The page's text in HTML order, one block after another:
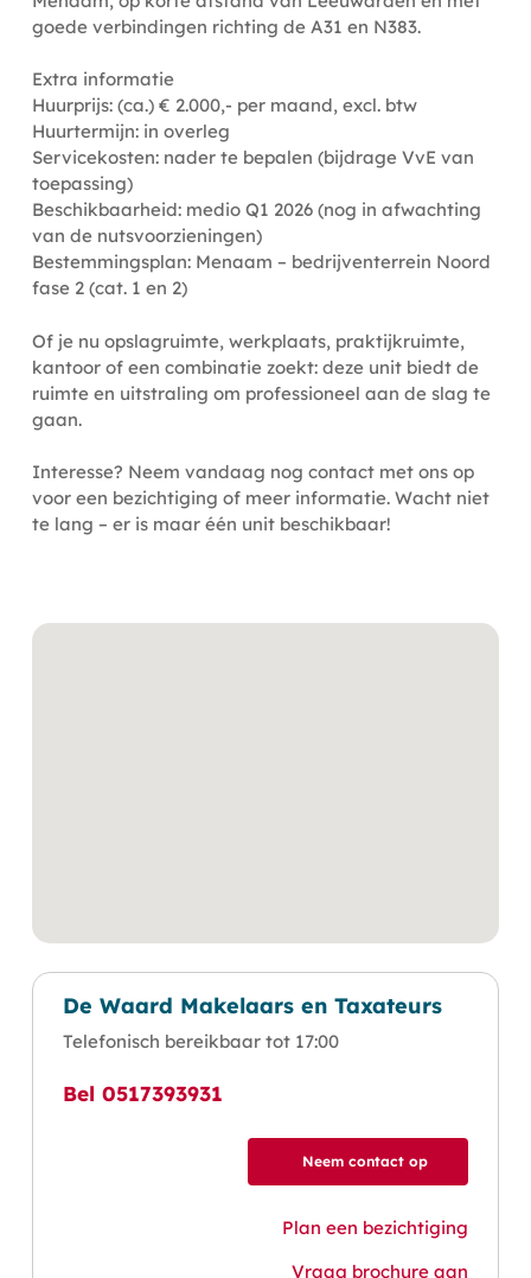
goede verbindingen richting de A31 en N383.
Extra informatie
Huurprijs: (ca.) € 2.000,- per maand, excl. btw
Huurtermijn: in overleg
Servicekosten: nader te bepalen (bijdrage VvE van
toepassing)
Beschikbaarheid: medio Q1 2026 (nog in afwachting
van de nutsvoorzieningen)
Bestemmingsplan: Menaam – bedrijventerrein Noord
fase 2 (cat. 1 en 2)
Of je nu opslagruimte, werkplaats, praktijkruimte,
kantoor of een combinatie zoekt: deze unit biedt de
ruimte en uitstraling om professioneel aan de slag te
gaan.
Interesse? Neem vandaag nog contact met ons op
voor een bezichtiging of meer informatie. Wacht niet
te lang – er is maar één unit beschikbaar!
De Waard Makelaars en Taxateurs
Telefonisch bereikbaar tot 17:00
Bel 0517393931
Neem contact op
Plan een bezichtiging
Vraag brochure aan